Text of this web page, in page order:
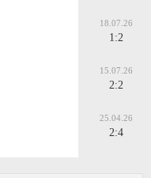
18.07.26
1:2
15.07.26
2:2
25.04.26
2:4